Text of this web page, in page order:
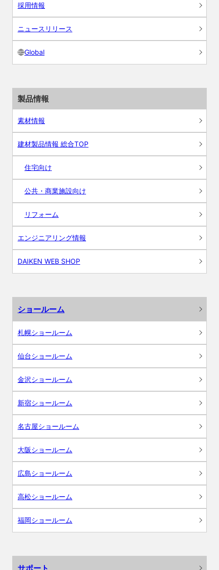
採用情報
ニュースリリース
Global
製品情報
素材情報
建材製品情報 総合TOP
住宅向け
公共・商業施設向け
リフォーム
エンジニアリング情報
DAIKEN WEB SHOP
ショールーム
札幌ショールーム
仙台ショールーム
金沢ショールーム
新宿ショールーム
名古屋ショールーム
大阪ショールーム
広島ショールーム
高松ショールーム
福岡ショールーム
サポート